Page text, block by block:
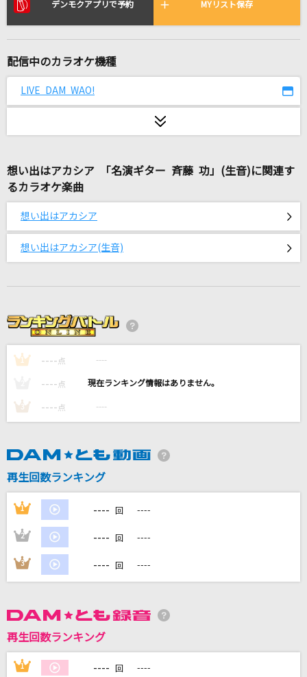
秋の気配
一寸の赤
yama
[生音]Like A Virgin [ライク・ア・ヴァージン]
Madonna
ねむい
あいみょん
Eightopop!!!!!!!
SUPER EIGHT
さよならエレジー
菅田将暉
ラブホテル
クリープハイプ
米津玄師
タクト
ryo (supercell) feat. まふまふ, gaku
DAMに会員登録・ログインして
デンモクアプリで予約 MYリスト保存
配信中のカラオケ機種
LIVE DAM WAO!
想い出はアカシア 「名演ギター 斉藤 功」(生音)に関連す
るカラオケ楽曲
想い出はアカシア
想い出はアカシア(生音)
1 ---- 点 ----
---- 点 ----
3 ---- 点 ----
再生回数ランキング
1 ---- 回 ----
2 ---- 回 ----
3 ---- 回 ----
再生回数ランキング
1 ---- 回 ----